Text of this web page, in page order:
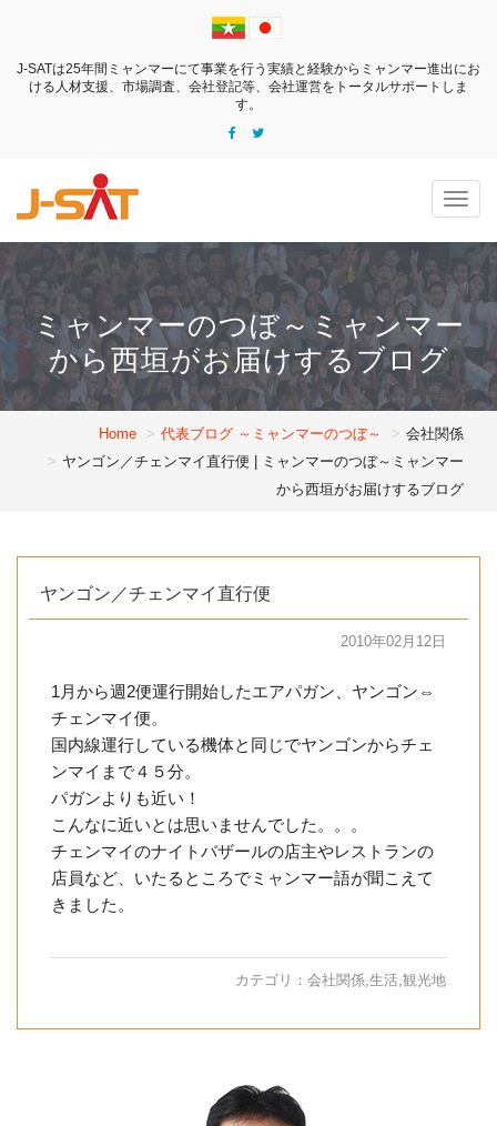
J-SATは25年間ミャンマーにて事業を行う実績と経験からミャンマー進出にお
ける 人材支援、市場調査、会社登記等、会社運営をトータルサポートしま
す。
ミャンマーのつぼ～ミャンマー
から西垣がお届けするブログ
Home 代表ブログ ～ミャンマーのつぼ～
会社関係
ヤンゴン／チェンマイ直行便 | ミャンマーのつぼ～ミャンマー
から西垣がお届けするブログ
ヤンゴン／チェンマイ直行便
2010年02月12日
1月から週2便運行開始したエアパガン、ヤンゴン⇔
チェンマイ便。
国内線運行している機体と同じでヤンゴンからチェ
ンマイまで４５分。
パガンよりも近い！
こんなに近いとは思いませんでした。。。
チェンマイのナイトバザールの店主やレストランの
店員など、いたるところでミャンマー語が聞こえて
きました。
カテゴリ： 会社関係 生活 観光地